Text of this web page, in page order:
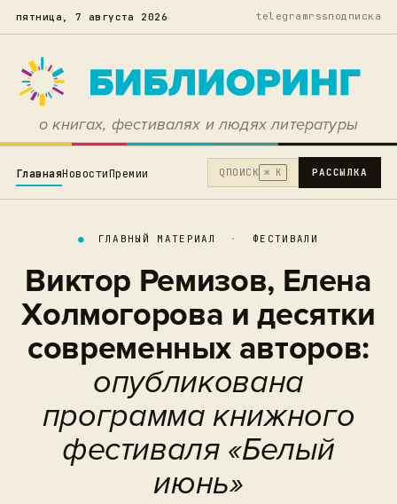
пятница, 7 августа 2026 telegramrssподписка
о книгах, фестивалях и людях литературы
ГлавнаяНовостиПремии Q ПОИСК ⌘ K РАССЫЛКА
● ГЛАВНЫЙ МАТЕРИАЛ · ФЕСТИВАЛИ
Виктор Ремизов, Елена
Холмогорова и десятки
современных авторов:
опубликована
программа книжного
фестиваля «Белый
июнь»